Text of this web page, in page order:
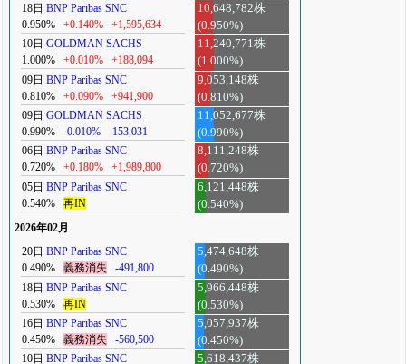
18日 BNP Paribas SNC
0.950%
+0.140% +1,595,634
10,648,782株
(0.950%)
10日 GOLDMAN SACHS
1.000%
+0.010% +188,094
11,240,771株
(1.000%)
09日 BNP Paribas SNC
0.810%
+0.090% +941,900
9,053,148株
(0.810%)
09日 GOLDMAN SACHS
0.990%
-0.010% -153,031
11,052,677株
(0.990%)
06日 BNP Paribas SNC
0.720%
+0.180% +1,989,800
8,111,248株
(0.720%)
05日 BNP Paribas SNC
0.540%
再IN
6,121,448株
(0.540%)
2026年02月
20日 BNP Paribas SNC
0.490%
義務消失 -491,800
5,474,648株
(0.490%)
18日 BNP Paribas SNC
0.530%
再IN
5,966,448株
(0.530%)
16日 BNP Paribas SNC
0.450%
義務消失 -560,500
5,057,937株
(0.450%)
10日 BNP Paribas SNC
5,618,437株